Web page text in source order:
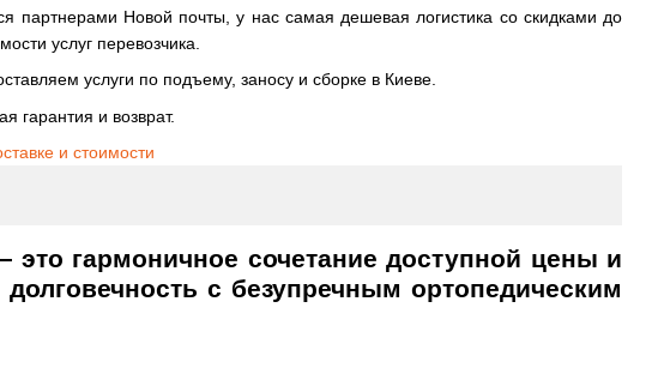
партнерами Новой почты, у нас самая дешевая логистика со скидками до
услуг перевозчика.
услуги по подъему, заносу и сборке в Киеве.
гарантия и возврат.
и стоимости
гармоничное сочетание доступной цены и
с безупречным ортопедическим